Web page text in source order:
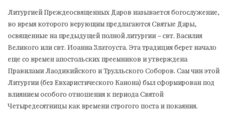
Литургией Преждеосвященных Даров называется богослужение,
во время которого верующим предлагаются Святые Дары,
освященные на предыдущей полной литургии – свт. Василия
Великого или свт. Иоанна Златоуста. Эта традиция берет начало
еще со времен апостольских преемников и утверждена
Правилами Лаодикийского и Трулльского Соборов. Сам чин этой
Литургии (без Евхаристического Канона) был сформирован под
влиянием особого отношения к периода Святой
Четыредесятницы как времени строгого поста и покаяния.